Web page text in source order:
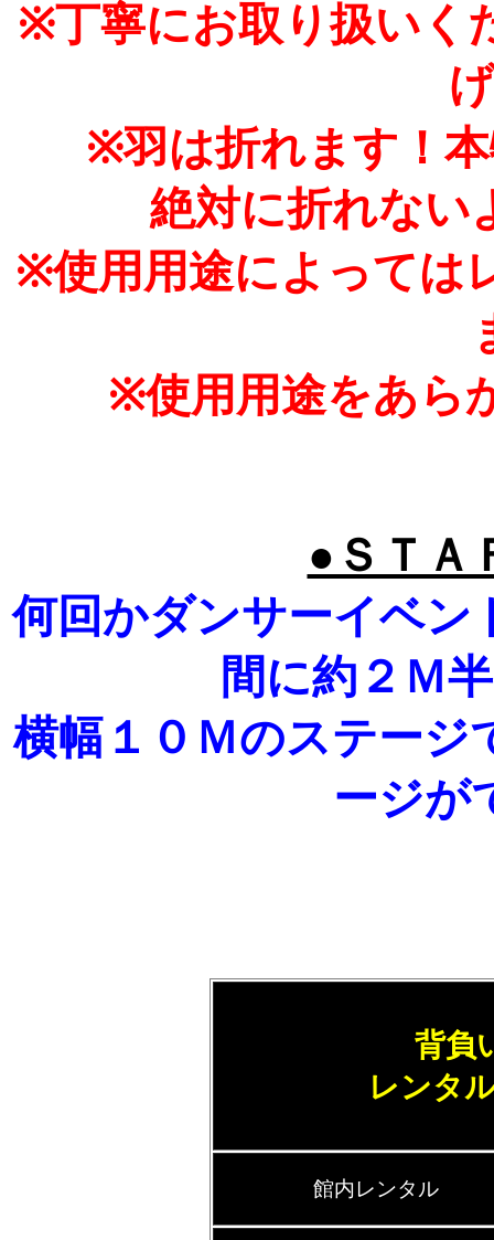
※丁寧にお取り扱いく
※羽は折れます！
絶対に折れない
※使用用途によっては
※使用用途をあら
●ＳＴＡ
何回かダンサーイベン
間に約２Ｍ
横幅１０Ｍのステージ
ージが
背負
レンタ
館内レンタル